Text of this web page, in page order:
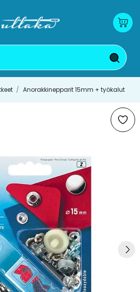
Anorakkinepparit 15mm + työkalut